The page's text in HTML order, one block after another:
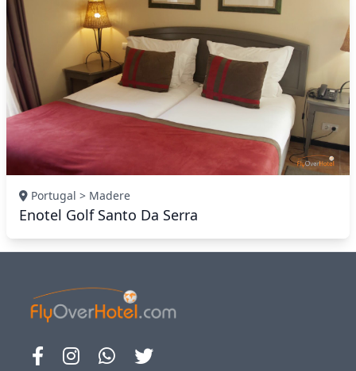
Portugal > Madere
Enotel Golf Santo Da Serra